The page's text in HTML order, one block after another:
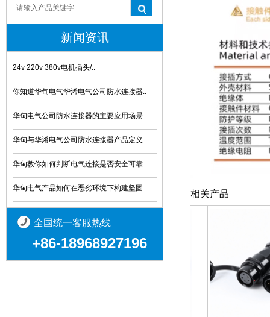
新闻资讯
24v 220v 380v电机插头/..
你知道华甸电气华浠电气公司防水连接器..
华甸电气公司防水连接器的主要应用场景..
华甸与华淆电气公司防水连接器产品定义
华甸教你如何判断电气连接是否安全可靠
华甸电气产品如何在恶劣环境下构建坚固..
全国统一客服热线
+86-18968927196
相关产品